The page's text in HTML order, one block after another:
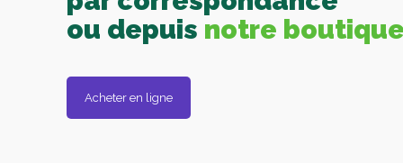
ou depuis notre
Acheter en ligne